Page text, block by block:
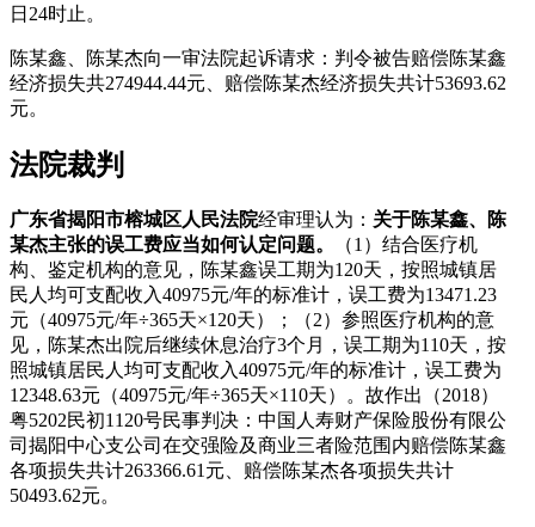
日24时止。
陈某鑫、陈某杰向一审法院起诉请求：判令被告赔偿陈某鑫
经济损失共274944.44元、赔偿陈某杰经济损失共计53693.62
元。
法院裁判
广东省揭阳市榕城区人民法院经审理认为： 关于陈某鑫、陈
某杰主张的误工费应当如何认定问题。
（1）结合医疗机
构、鉴定机构的意见，陈某鑫误工期为120天，按照城镇居
民人均可支配收入40975元/年的标准计，误工费为13471.23
元（40975元/年÷365天×120天）；（2）参照医疗机构的意
见，陈某杰出院后继续休息治疗3个月，误工期为110天，按
照城镇居民人均可支配收入40975元/年的标准计，误工费为
12348.63元（40975元/年÷365天×110天）。故作出（2018）
粤5202民初1120号民事判决：中国人寿财产保险股份有限公
司揭阳中心支公司在交强险及商业三者险范围内赔偿陈某鑫
各项损失共计263366.61元、赔偿陈某杰各项损失共计
50493.62元。